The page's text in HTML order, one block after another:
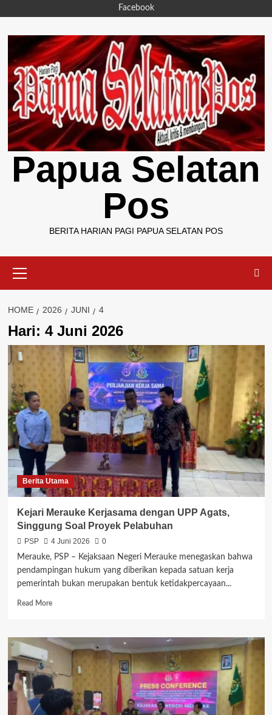
content
Facebook
Papua Selatan
Pos
BERITA HARIAN PAGI PAPUA SELATAN POS
Menu
HOME 2026 JUNI 4
Hari: 4 Juni 2026
Berita Utama
Kejari Merauke Kerjasama dengan UPP Agats,
Singgung Soal Proyek Pelabuhan
PSP 4 Juni 2026
0
Merauke, PSP – Kejaksaan Negeri Merauke menegaskan bahwa
pendampingan hukum yang diberikan kepada satuan kerja
pemerintah bukan merupakan bentuk ketidakpercayaan...
Read MoreRead
Kejari
Merauke
Kerjasama
dengan
UPP
Agats,
Singgung